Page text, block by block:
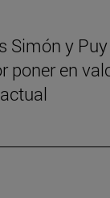
Simón y
poner en